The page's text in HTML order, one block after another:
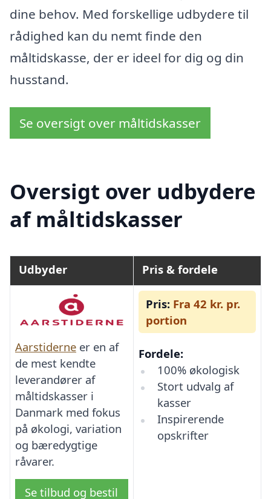
dine behov. Med forskellige udbydere til
rådighed kan du nemt finde den
måltidskasse, der er ideel for dig og din
husstand.
Se oversigt over måltidskasser
Oversigt over udbydere
af måltidskasser
Udbyder Pris & fordele
Aarstiderne er en af
de mest kendte
leverandører af
måltidskasser i
Danmark med fokus
på økologi, variation
og bæredygtige
råvarer.
Se tilbud og bestil
Pris: Fra 42 kr. pr.
portion
Fordele:
100% økologisk
Stort udvalg af
kasser
Inspirerende
opskrifter